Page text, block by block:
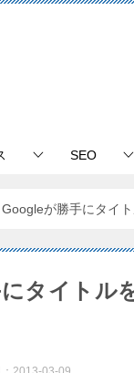
SEO
Googleが勝手にタイ
タイトル